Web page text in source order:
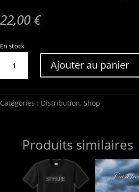
22,00 €
En stock
NUMEN
ERRE
Ajouter au panier
Catégories : Distribution, Shop
Produits similaires